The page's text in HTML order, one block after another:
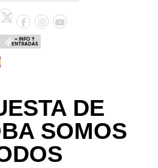
+ INFO Y
ENTRADAS
DE
SOMOS